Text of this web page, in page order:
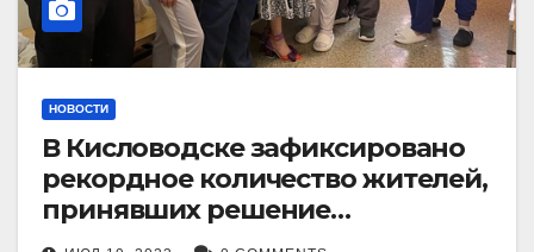
НОВОСТИ
В Кисловодске зафиксировано
рекордное количество жителей,
принявших решение
воспользоваться